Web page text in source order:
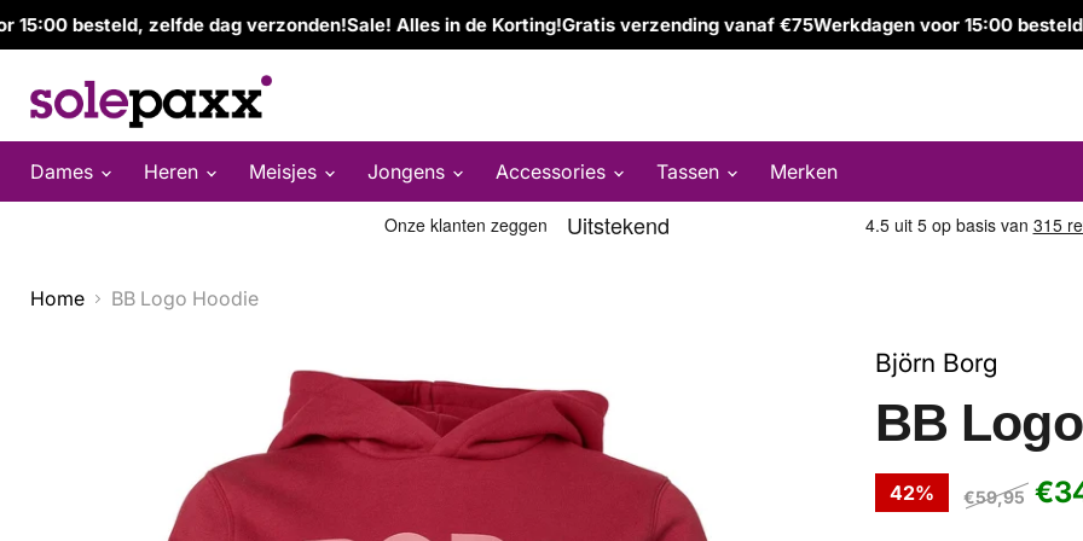
besteld, zelfde dag verzonden!Sale! Alles in de Korting!Gratis verzending vanaf €75Werkdagen voor 15:00 besteld,
Dames
Heren Meisjes Jongens Accessories Tassen Merken
Home BB Logo Hoodie
Björn Borg
BB
42% €59,95